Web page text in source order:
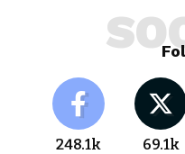
248.1k 69.1k